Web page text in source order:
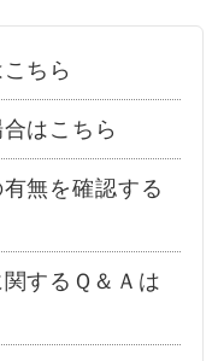
ちら
はこちら
無を確認する
するＱ＆Ａは